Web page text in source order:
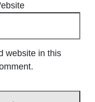
website in this